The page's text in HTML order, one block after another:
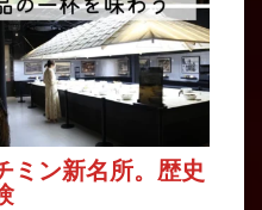
ミン新名所。歴史